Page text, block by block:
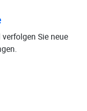
Sie neue